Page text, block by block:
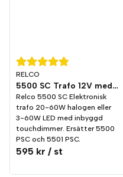
RELCO
5500 SC Trafo 12V med touch
Relco 5500 SC Elektronisk
trafo 20-60W halogen eller
3-60W LED med inbyggd
touchdimmer. Ersätter 5500
PSC och 5501 PSC.
595 kr / st